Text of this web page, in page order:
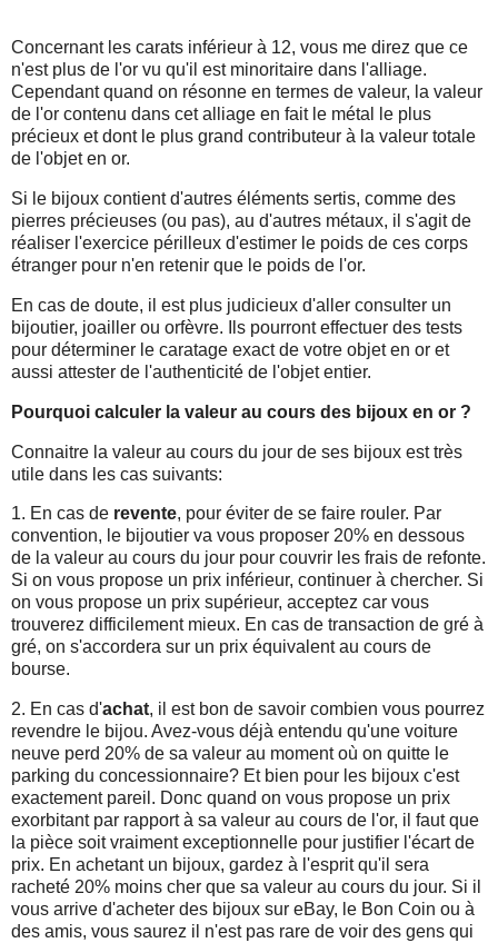
Concernant les carats inférieur à 12, vous me direz que ce
n'est plus de l'or vu qu'il est minoritaire dans l'alliage.
Cependant quand on résonne en termes de valeur, la valeur
de l'or contenu dans cet alliage en fait le métal le plus
précieux et dont le plus grand contributeur à la valeur totale
de l'objet en or.
Si le bijoux contient d'autres éléments sertis, comme des
pierres précieuses (ou pas), au d'autres métaux, il s'agit de
réaliser l'exercice périlleux d'estimer le poids de ces corps
étranger pour n'en retenir que le poids de l'or.
En cas de doute, il est plus judicieux d'aller consulter un
bijoutier, joailler ou orfèvre. Ils pourront effectuer des tests
pour déterminer le caratage exact de votre objet en or et
aussi attester de l'authenticité de l'objet entier.
Pourquoi calculer la valeur au cours des bijoux en or ?
Connaitre la valeur au cours du jour de ses bijoux est très
utile dans les cas suivants:
1. En cas de revente, pour éviter de se faire rouler. Par
convention, le bijoutier va vous proposer 20% en dessous
de la valeur au cours du jour pour couvrir les frais de refonte.
Si on vous propose un prix inférieur, continuer à chercher. Si
on vous propose un prix supérieur, acceptez car vous
trouverez difficilement mieux. En cas de transaction de gré à
gré, on s'accordera sur un prix équivalent au cours de
bourse.
2. En cas d'achat, il est bon de savoir combien vous pourrez
revendre le bijou. Avez-vous déjà entendu qu'une voiture
neuve perd 20% de sa valeur au moment où on quitte le
parking du concessionnaire? Et bien pour les bijoux c'est
exactement pareil. Donc quand on vous propose un prix
exorbitant par rapport à sa valeur au cours de l'or, il faut que
la pièce soit vraiment exceptionnelle pour justifier l'écart de
prix. En achetant un bijoux, gardez à l'esprit qu'il sera
racheté 20% moins cher que sa valeur au cours du jour. Si il
vous arrive d'acheter des bijoux sur eBay, le Bon Coin ou à
des amis, vous saurez il n'est pas rare de voir des gens qui